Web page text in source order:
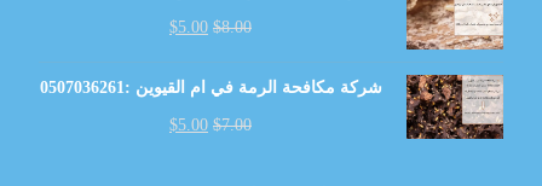
$8.00
$5.00
شركة مكافحة الرمة في ام القيوين :0507036261
$7.00
$5.00